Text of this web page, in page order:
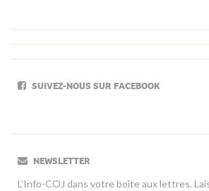
SUIVEZ-NOUS SUR FACEBOOK
NEWSLETTER
L’Info-COJ dans votre boîte aux lettres.